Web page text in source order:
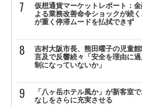
仮想通貨マーケットレポート：
よる業務改善命令ショックが続
が重く停滞ムードを払拭できず
吉村大阪市長、熊田曜子の児童
言及で反響続々「安全を理由に
制になっていないか」
「八ヶ岳ホテル風か」が新客室
なしをさらに充実させる